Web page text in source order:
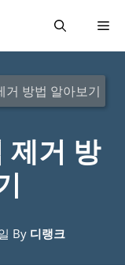
메
거 방법 알아보기
제거 방
By 디랭크